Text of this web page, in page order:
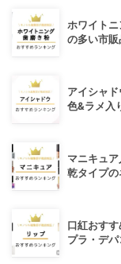
ホワイト
の多い市
アイシャ
色&ラメ入
マニキュ
乾タイプの
口紅おす
プラ・デパ